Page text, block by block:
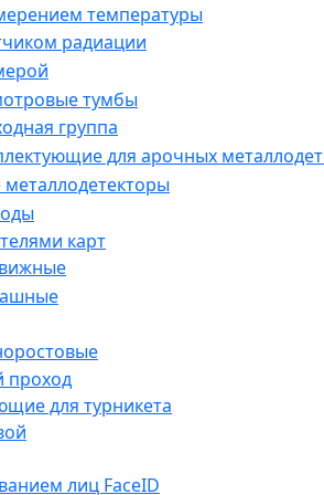
температуры
радиации
тумбы
группа
для арочных
карт
проход
для турникета
лиц FaceID